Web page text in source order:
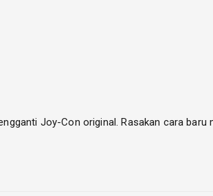
Joy-Con original. Rasakan cara